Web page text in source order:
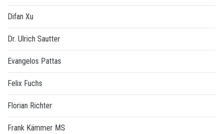
Difan Xu
Dr. Ulrich Sautter
Evangelos Pattas
Felix Fuchs
Florian Richter
Frank Kämmer MS